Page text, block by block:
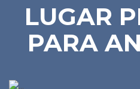
LUGAR
PARA